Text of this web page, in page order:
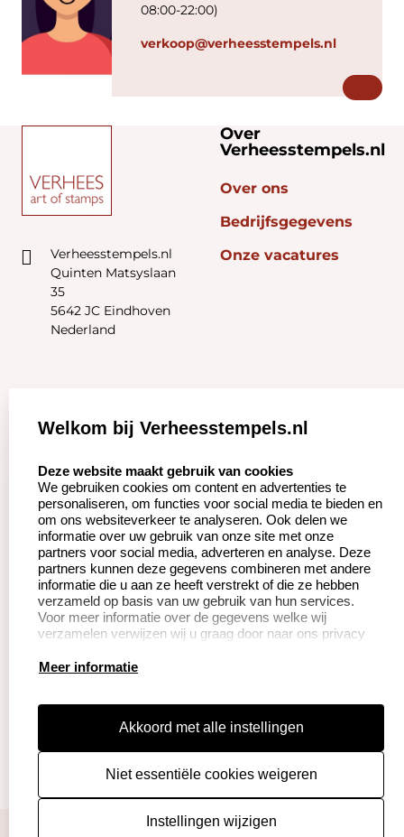
08:00-22:00)
verkoop@verheesstempels.nl
Verheesstempels.nl
Quinten Matsyslaan
35
5642 JC Eindhoven
Nederland
Over
Verheesstempels.nl
Over ons
Bedrijfsgegevens
Onze vacatures
Zakelijk:
Betaling &
Verzending
Wederverkoper
worden
Klantenservice:
Veel gestelde vragen
Herroepingsrecht
Retourneren
Productinformatie:
Instructie voor
Aanleverspecificaties
Safety Sheets
algemene voorwaarden
disclaimer
Welkom bij Verheesstempels.nl
Deze website maakt gebruik van cookies
We gebruiken cookies om content en advertenties te
personaliseren, om functies voor social media te bieden en
om ons websiteverkeer te analyseren. Ook delen we
informatie over uw gebruik van onze site met onze
partners voor social media, adverteren en analyse. Deze
partners kunnen deze gegevens combineren met andere
informatie die u aan ze heeft verstrekt of die ze hebben
verzameld op basis van uw gebruik van hun services.
Voor meer informatie over de gegevens welke wij
verzamelen verwijzen wij u graag door naar ons privacy
Meer informatie
Akkoord met alle instellingen
Niet essentiële cookies weigeren
Instellingen wijzigen